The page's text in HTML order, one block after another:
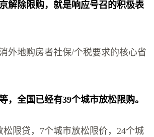
解除限购，就是响应号召的积极表
外地购房者社保/个税要求的核心省
，全国已经有39个城市放松限购。
松限贷，7个城市放松限价，24个城